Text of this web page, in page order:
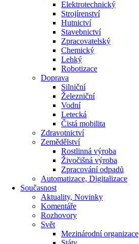
Elektrotechnický
Strojírenství
Hutnictví
Stavebnictví
Zpracovatelský
Chemický
Lehký
Robotizace
Doprava
Silniční
Železniční
Vodní
Letecká
Čistá mobilita
Zdravotnictví
Zemědělství
Rostlinná výroba
Živočišná výroba
Zpracování odpadů
Automatizace, Digitalizace
Současnost
Aktuality, Novinky
Komentáře
Rozhovory
Svět
Mezinárodní organizace